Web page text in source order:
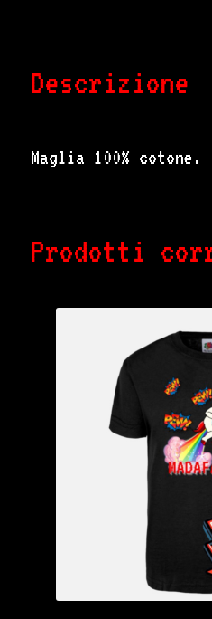
Descrizione
Maglia 100% cotone.
Prodotti